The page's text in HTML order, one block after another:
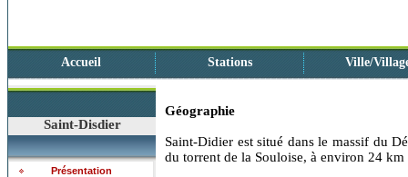
Accueil Stations Ville/
Saint-Disdier
Présentation
Géographie
Saint-Didier est situé dans le massif du
du torrent de la Souloise, à environ 24 km